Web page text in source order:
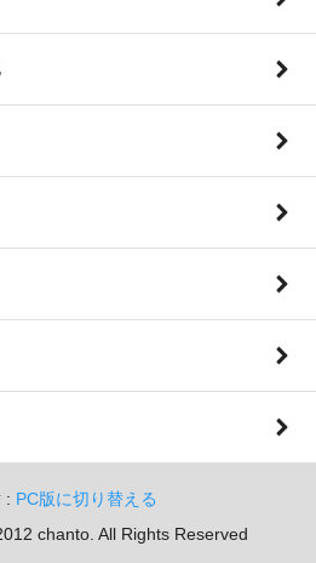
: PC版に切り替える
chanto. All Rights Reserved